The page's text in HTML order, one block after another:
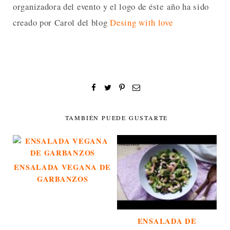
organizadora del evento y el logo de éste año ha sido
creado por Carol del blogDesing with love
TAMBIÉN PUEDE GUSTARTE
ENSALADA VEGANA DE
GARBANZOS
ENSALADA DE